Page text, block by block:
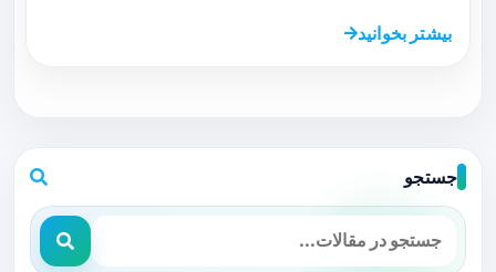
بیشتر بخوانید
جستجو